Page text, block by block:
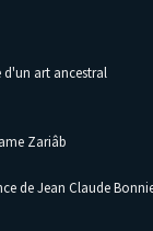
d'un art ancestral
Zariâb
de Jean Claude